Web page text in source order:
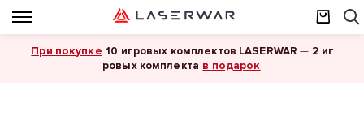
При покупке 10 игровых комплектов LASERWAR — 2 иг
ровых комплекта в подарок